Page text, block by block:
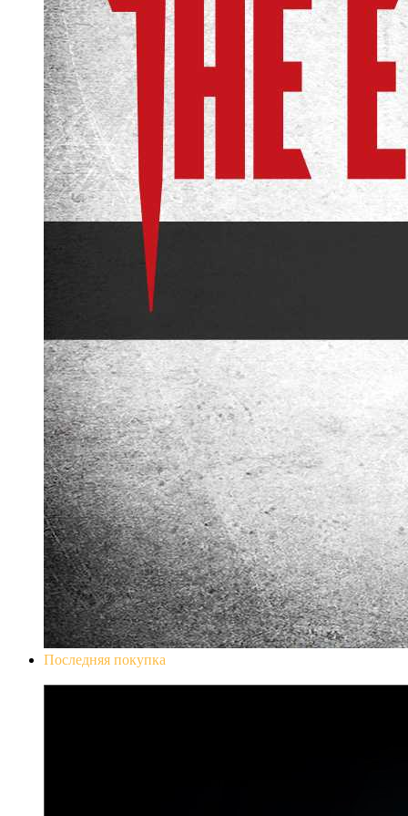
Последняя покупка